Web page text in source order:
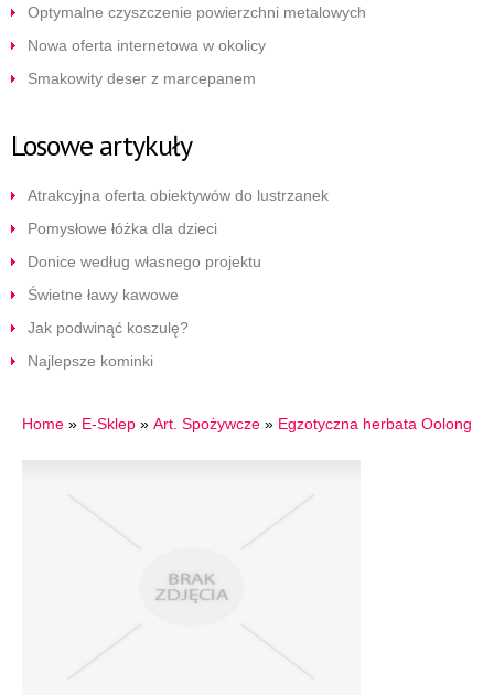
Optymalne czyszczenie powierzchni metalowych
Nowa oferta internetowa w okolicy
Smakowity deser z marcepanem
Losowe artykuły
Atrakcyjna oferta obiektywów do lustrzanek
Pomysłowe łóżka dla dzieci
Donice według własnego projektu
Świetne ławy kawowe
Jak podwinąć koszulę?
Najlepsze kominki
Home » E-Sklep » Art. Spożywcze » Egzotyczna herbata Oolong